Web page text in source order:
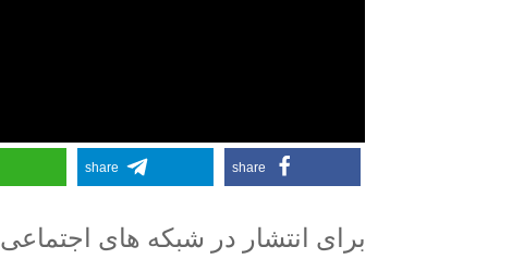
share
share
برای انتشار در شبکه های اجتماعی